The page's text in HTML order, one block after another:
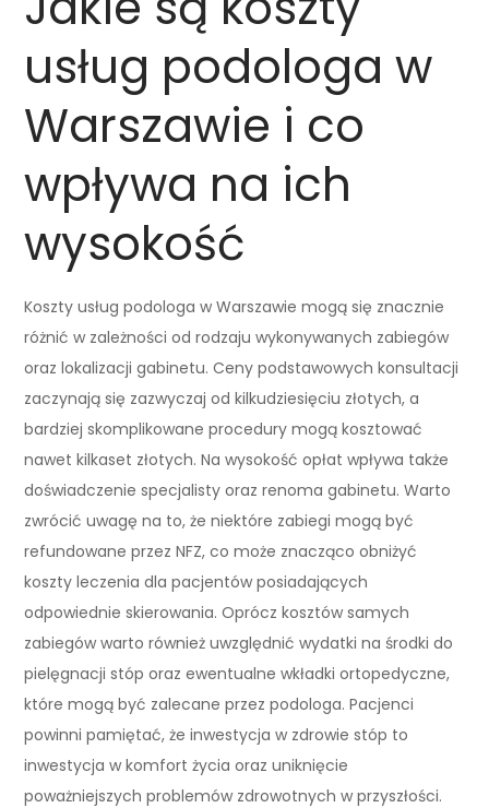
usług podologa w
Warszawie i co
wpływa na ich
wysokość
Koszty usług podologa w Warszawie mogą się znacznie
różnić w zależności od rodzaju wykonywanych zabiegów
oraz lokalizacji gabinetu. Ceny podstawowych konsultacji
zaczynają się zazwyczaj od kilkudziesięciu złotych, a
bardziej skomplikowane procedury mogą kosztować
nawet kilkaset złotych. Na wysokość opłat wpływa także
doświadczenie specjalisty oraz renoma gabinetu. Warto
zwrócić uwagę na to, że niektóre zabiegi mogą być
refundowane przez NFZ, co może znacząco obniżyć
koszty leczenia dla pacjentów posiadających
odpowiednie skierowania. Oprócz kosztów samych
zabiegów warto również uwzględnić wydatki na środki do
pielęgnacji stóp oraz ewentualne wkładki ortopedyczne,
które mogą być zalecane przez podologa. Pacjenci
powinni pamiętać, że inwestycja w zdrowie stóp to
inwestycja w komfort życia oraz uniknięcie
poważniejszych problemów zdrowotnych w przyszłości.